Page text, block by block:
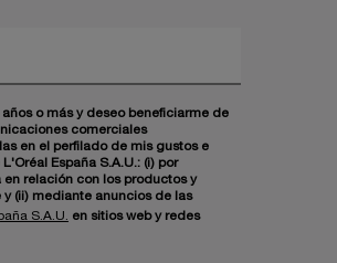
o más y deseo beneficiarme de
comerciales
en el perfilado de mis gustos e
España S.A.U.: (i) por
relación con los productos y
(ii) mediante anuncios de las
S.A.U.
en sitios web y redes